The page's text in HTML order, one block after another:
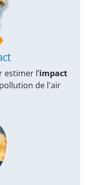
l’impact
de l'air